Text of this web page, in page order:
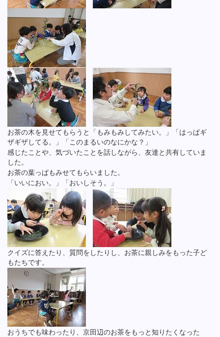
お茶の木を見せてもらうと「もみもみしてみたい。」「はっぱギ
ザギザしてる。」「このまるいのなにかな？」
感じたことや、気づいたことを話しながら、友達と共有していま
した。
お茶の葉っぱもみせてもらいました。
「いいにおい。」「おいしそう。」
クイズに答えたり、質問をしたりし、お茶に親しみをもった子ど
もたちです。
おうちでも味わったり、京田辺のお茶をもっと知りたくなった